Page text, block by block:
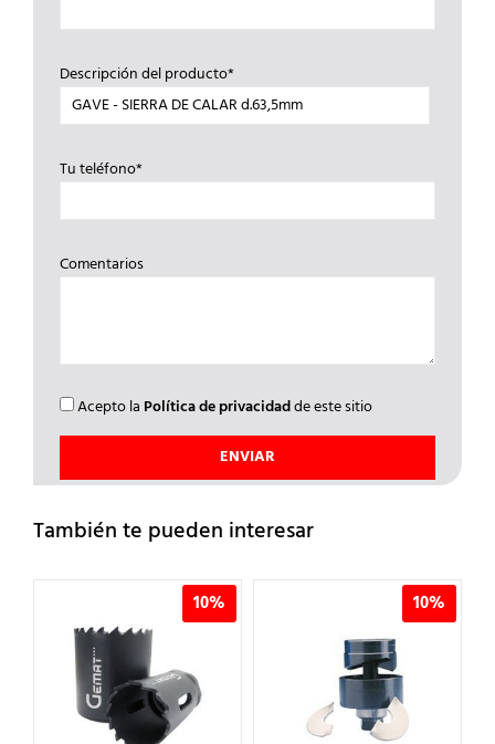
Descripción del producto*
Tu teléfono*
Comentarios
Acepto la Política de privacidadde este sitio
También te pueden interesar
10% 10%